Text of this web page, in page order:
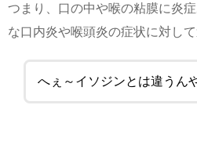
つまり、口の中や喉の粘膜に炎
な口内炎や喉頭炎の症状に対して
へぇ～イソジンとは違うん